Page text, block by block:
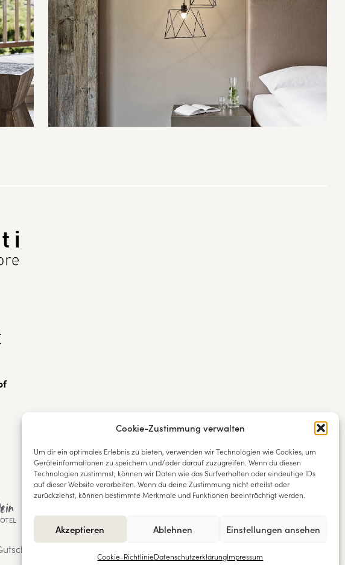
Cookie-Zustimmung verwalten
Um dir ein optimales Erlebnis zu bieten, verwenden wir Technologien wie Cookies, um
Geräteinformationen zu speichern und/oder darauf zuzugreifen. Wenn du diesen
Technologien zustimmst, können wir Daten wie das Surfverhalten oder eindeutige IDs
auf dieser Website verarbeiten. Wenn du deine Zustimmung nicht erteilst oder
zurückziehst, können bestimmte Merkmale und Funktionen beeinträchtigt werden.
Akzeptieren Ablehnen Einstellungen ansehen
Cookie-RichtlinieDatenschutzerklärungImpressum